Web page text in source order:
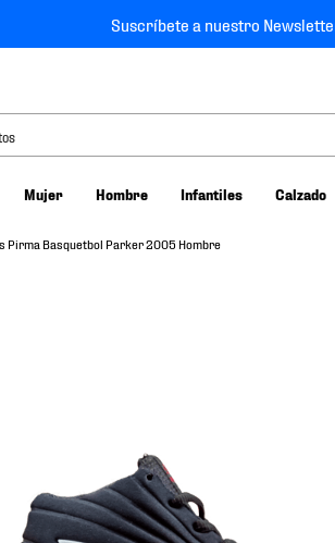
Suscríbete a nuestro
Mujer Hombre Infantiles Calzado
Pirma Basquetbol Parker 2005 Hombre